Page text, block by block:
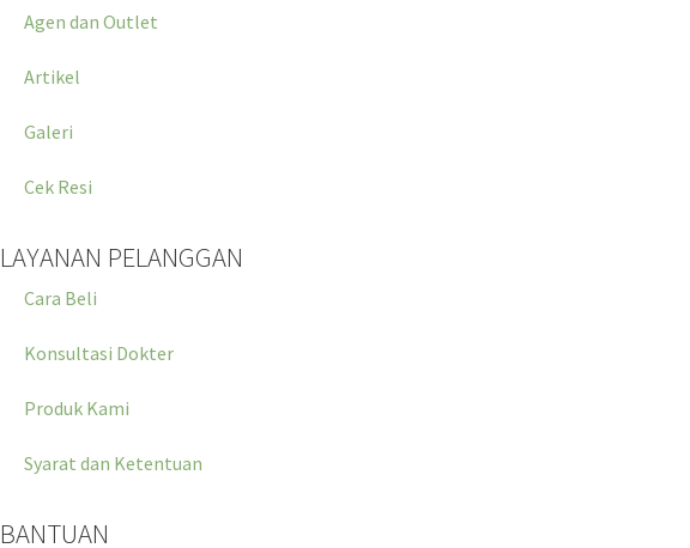
Agen dan Outlet
Artikel
Galeri
Cek Resi
LAYANAN PELANGGAN
Cara Beli
Konsultasi Dokter
Produk Kami
Syarat dan Ketentuan
BANTUAN